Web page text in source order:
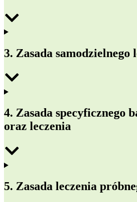
3. Zasada samodzielnego
4. Zasada specyficznego
oraz leczenia
5. Zasada leczenia